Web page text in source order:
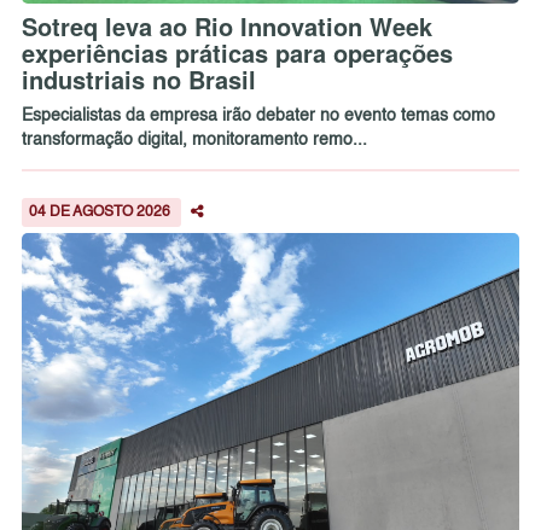
Sotreq leva ao Rio Innovation Week
experiências práticas para operações
industriais no Brasil
Especialistas da empresa irão debater no evento temas como
transformação digital, monitoramento remo...
04 DE AGOSTO 2026